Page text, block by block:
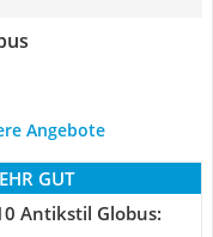
Angebote
GUT
Antikstil Globus: